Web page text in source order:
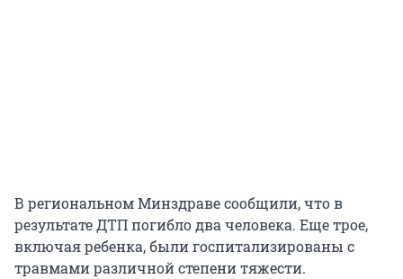
В региональном Минздраве сообщили, что в
результате ДТП погибло два человека. Еще трое,
включая ребенка, были госпитализированы с
травмами различной степени тяжести.